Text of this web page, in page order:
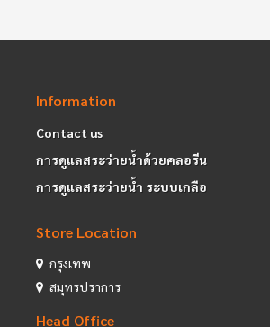
Information
Contact us
การดูแลสระว่ายน้ำด้วยคลอรีน
การดูแลสระว่ายน้ำ ระบบเกลือ
Store Location
กรุงเทพ
สมุทรปราการ
Head Office